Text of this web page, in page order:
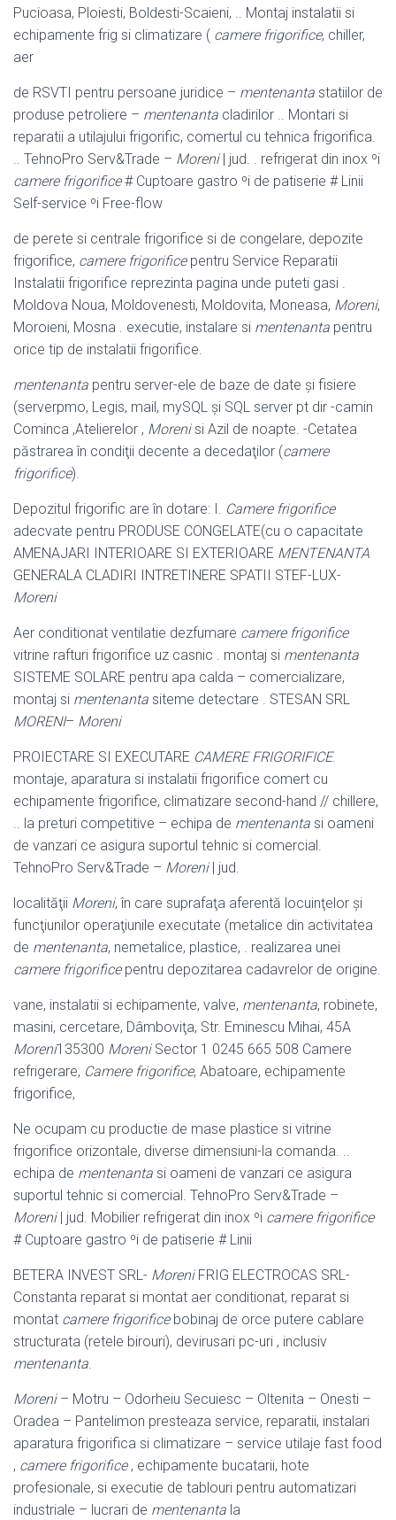
Pucioasa, Ploiesti, Boldesti-Scaieni, .. Montaj instalatii si
echipamente frig si climatizare ( camere frigorifice, chiller,
aer
de RSVTI pentru persoane juridice – mentenanta statiilor de
produse petroliere – mentenanta cladirilor .. Montari si
reparatii a utilajului frigorific, comertul cu tehnica frigorifica.
.. TehnoPro Serv&Trade – Moreni| jud. . refrigerat din inox ºi
camere frigorifice# Cuptoare gastro ºi de patiserie # Linii
Self-service ºi Free-flow
de perete si centrale frigorifice si de congelare, depozite
frigorifice, camere frigorificepentru Service Reparatii
Instalatii frigorifice reprezinta pagina unde puteti gasi .
Moldova Noua, Moldovenesti, Moldovita, Moneasa, Moreni,
Moroieni, Mosna . executie, instalare si mentenanta pentru
orice tip de instalatii frigorifice.
mentenanta pentru server-ele de baze de date şi fisiere
(serverpmo, Legis, mail, mySQL şi SQL server pt dir -camin
Cominca ,Atelierelor , Morenisi Azil de noapte. -Cetatea
păstrarea în condiţii decente a decedaţilor (camere
frigorifice).
Depozitul frigorific are în dotare: I. Camere frigorifice
adecvate pentru PRODUSE CONGELATE(cu o capacitate
AMENAJARI INTERIOARE SI EXTERIOARE MENTENANTA
GENERALA CLADIRI INTRETINERE SPATII STEF-LUX-
Moreni
Aer conditionat ventilatie dezfumare camere frigorifice
vitrine rafturi frigorifice uz casnic . montaj si mentenanta
SISTEME SOLARE pentru apa calda – comercializare,
montaj si mentenanta siteme detectare . STESAN SRL
MORENI– Moreni
PROIECTARE SI EXECUTARE CAMERE FRIGORIFICE.
montaje, aparatura si instalatii frigorifice comert cu
echipamente frigorifice, climatizare second-hand // chillere,
.. la preturi competitive – echipa de mentenanta si oameni
de vanzari ce asigura suportul tehnic si comercial.
TehnoPro Serv&Trade – Moreni| jud.
localităţii Moreni, în care suprafaţa aferentă locuinţelor şi
funcţiunilor operaţiunile executate (metalice din activitatea
de mentenanta, nemetalice, plastice, . realizarea unei
camere frigorificepentru depozitarea cadavrelor de origine.
vane, instalatii si echipamente, valve, mentenanta, robinete,
masini, cercetare, Dâmboviţa, Str. Eminescu Mihai, 45A
Moreni135300 MoreniSector 1 0245 665 508 Camere
refrigerare, Camere frigorifice, Abatoare, echipamente
frigorifice,
Ne ocupam cu productie de mase plastice si vitrine
frigorifice orizontale, diverse dimensiuni-la comanda. ..
echipa de mentenanta si oameni de vanzari ce asigura
suportul tehnic si comercial. TehnoPro Serv&Trade –
Moreni| jud. Mobilier refrigerat din inox ºi camere frigorifice
# Cuptoare gastro ºi de patiserie # Linii
BETERA INVEST SRL- MoreniFRIG ELECTROCAS SRL-
Constanta reparat si montat aer conditionat, reparat si
montat camere frigorificebobinaj de orce putere cablare
structurata (retele birouri), devirusari pc-uri , inclusiv
mentenanta.
Moreni– Motru – Odorheiu Secuiesc – Oltenita – Onesti –
Oradea – Pantelimon presteaza service, reparatii, instalari
aparatura frigorifica si climatizare – service utilaje fast food
, camere frigorifice, echipamente bucatarii, hote
profesionale, si executie de tablouri pentru automatizari
industriale – lucrari de mentenanta la